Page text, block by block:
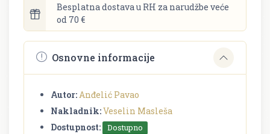
Besplatna dostava u RH za narudžbe veće
od 70 €
Osnovne informacije
Autor: Anđelić Pavao
Nakladnik:Veselin Masleša
Dostupnost:
Dostupno